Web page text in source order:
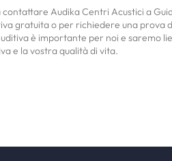
contattare Audika Centri Acustici a
gratuita o per richiedere una prova
è importante per noi e saremo
e la vostra qualità di vita.